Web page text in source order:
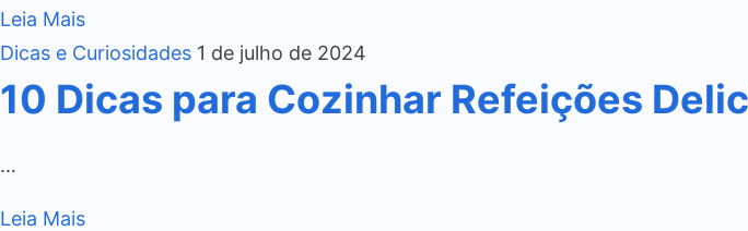
Leia Mais
Dicas e Curiosidades 1 de julho de 2024
10 Dicas para Cozinhar Refeições
…
Leia Mais